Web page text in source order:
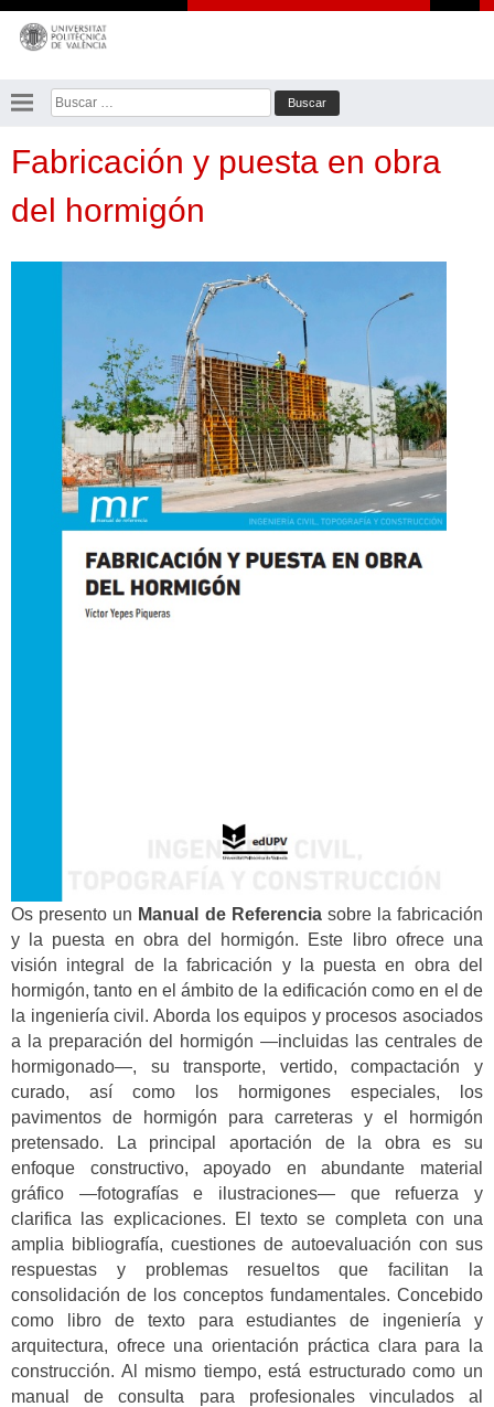
Saltar
contenido
Buscar:
Fabricación y puesta en obra
del hormigón
Os presento un Manual de Referenciasobre la fabricación
y la puesta en obra del hormigón. Este libro ofrece una
visión integral de la fabricación y la puesta en obra del
hormigón, tanto en el ámbito de la edificación como en el de
la ingeniería civil. Aborda los equipos y procesos asociados
a la preparación del hormigón —incluidas las centrales de
hormigonado—, su transporte, vertido, compactación y
curado, así como los hormigones especiales, los
pavimentos de hormigón para carreteras y el hormigón
pretensado. La principal aportación de la obra es su
enfoque constructivo, apoyado en abundante material
gráfico —fotografías e ilustraciones— que refuerza y
clarifica las explicaciones. El texto se completa con una
amplia bibliografía, cuestiones de autoevaluación con sus
respuestas y problemas resueltos que facilitan la
consolidación de los conceptos fundamentales. Concebido
como libro de texto para estudiantes de ingeniería y
arquitectura, ofrece una orientación práctica clara para la
construcción. Al mismo tiempo, está estructurado como un
manual de consulta para profesionales vinculados al